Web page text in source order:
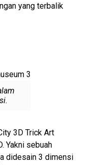
yang terbalik
3D Trick Art
Yakni sebuah
didesain 3 dimensi